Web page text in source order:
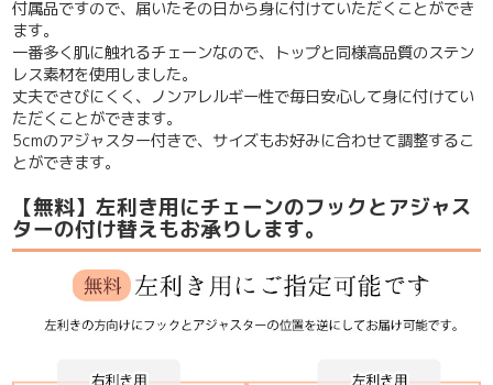
付属品ですので、届いたその日から身に付けていただくことができ
ます。
一番多く肌に触れるチェーンなので、トップと同様高品質のステン
レス素材を使用しました。
丈夫でさびにくく、ノンアレルギー性で毎日安心して身に付けてい
ただくことができます。
5cmのアジャスター付きで、サイズもお好みに合わせて調整するこ
とができます。
【無料】左利き用にチェーンのフックとアジャス
ターの付け替えもお承りします。